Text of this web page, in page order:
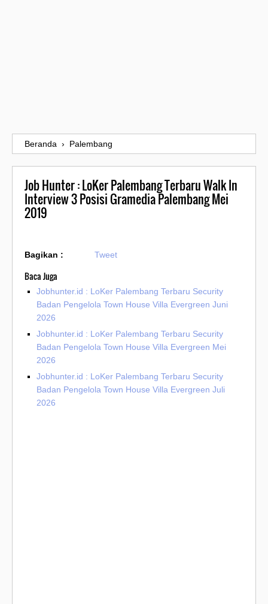
Beranda › Palembang
Job Hunter : LoKer Palembang Terbaru Walk In
Interview 3 Posisi Gramedia Palembang Mei
2019
Bagikan : Tweet
Baca Juga
Jobhunter.id : LoKer Palembang Terbaru Security
Badan Pengelola Town House Villa Evergreen Juni
2026
Jobhunter.id : LoKer Palembang Terbaru Security
Badan Pengelola Town House Villa Evergreen Mei
2026
Jobhunter.id : LoKer Palembang Terbaru Security
Badan Pengelola Town House Villa Evergreen Juli
2026